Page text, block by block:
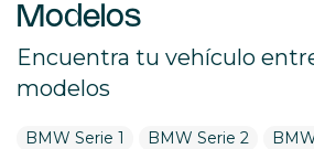
Modelos
Encuentra tu vehículo
modelos
BMW Serie 1 BMW Serie 2